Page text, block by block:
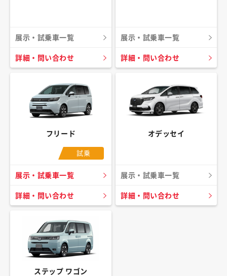
展示・試乗車一覧
詳細・問い合わせ
展示・試乗車一覧
詳細・問い合わせ
フリード
試乗
展示・試乗車一覧
詳細・問い合わせ
オデッセイ
展示・試乗車一覧
詳細・問い合わせ
ステップ ワゴン